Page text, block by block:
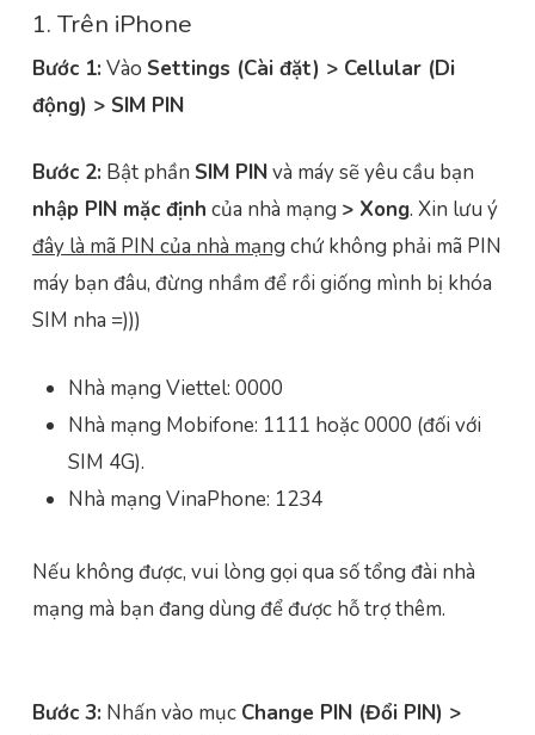
1. Trên iPhone
Bước 1: Vào Settings (Cài đặt) > Cellular (Di
động) > SIM PIN
Bước 2: Bật phần SIM PINvà máy sẽ yêu cầu bạn
nhập PIN mặc định của nhà mạng > Xong. Xin lưu ý
đây là mã PIN của nhà mạng chứ không phải mã PIN
máy bạn đâu, đừng nhầm để rồi giống mình bị khóa
SIM nha =)))
Nhà mạng Viettel: 0000
Nhà mạng Mobifone: 1111 hoặc 0000 (đối với
SIM 4G).
Nhà mạng VinaPhone: 1234
Nếu không được, vui lòng gọi qua số tổng đài nhà
mạng mà bạn đang dùng để được hỗ trợ thêm.
Bước 3: Nhấn vào mục Change PIN (Đổi PIN) >